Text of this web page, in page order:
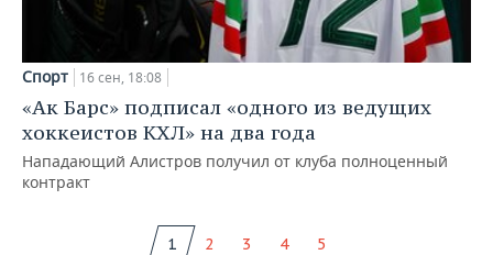
Спорт 16 сен, 18:08
«Ак Барс» подписал «одного из ведущих
хоккеистов КХЛ» на два года
Нападающий Алистров получил от клуба полноценный
контракт
1 2 3 4 5